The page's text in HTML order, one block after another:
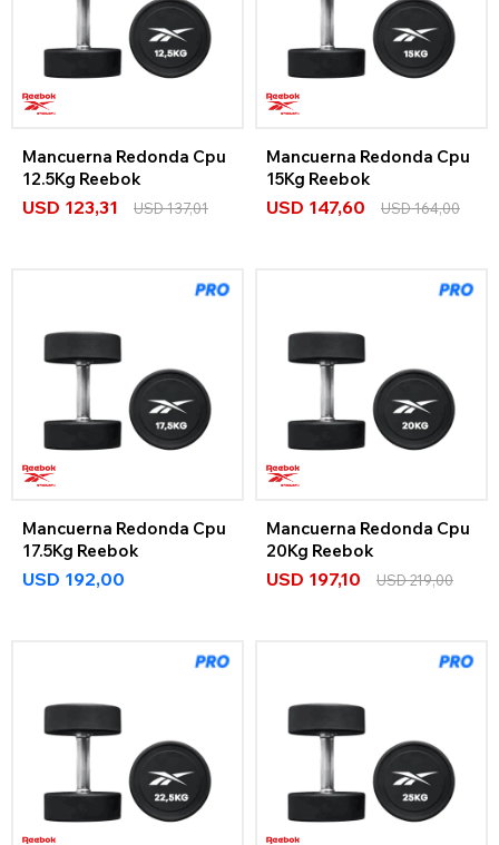
Mancuerna Redonda Cpu
12.5Kg Reebok
USD 123,31 USD137,01
Mancuerna Redonda Cpu
15Kg Reebok
USD 147,60 USD164,00
Mancuerna Redonda Cpu
17.5Kg Reebok
USD 192,00
Mancuerna Redonda Cpu
20Kg Reebok
USD 197,10 USD219,00